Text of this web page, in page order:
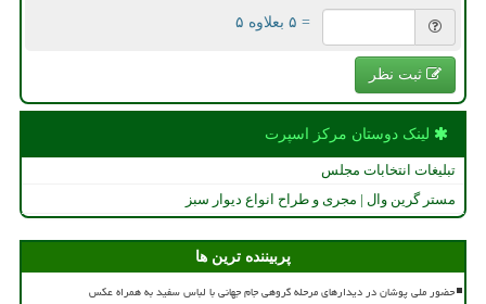
= ۵ بعلاوه ۵
ثبت نظر
لینک دوستان مركز اسپرت
تبلیغات انتخابات مجلس
مستر گرین وال | مجری و طراح انواع دیوار سبز
پربیننده ترین ها
حضور ملی پوشان در دیدارهای مرحله گروهی جام جهانی با لباس سفید به همراه عکس